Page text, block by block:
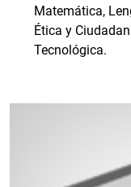
Matemática,
Ética y
Tecnológica.